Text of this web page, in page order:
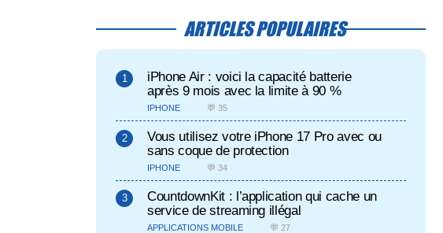
ARTICLES POPULAIRES
iPhone Air : voici la capacité batterie
après 9 mois avec la limite à 90 %
IPHONE 💬 35
Vous utilisez votre iPhone 17 Pro avec ou
sans coque de protection
IPHONE 💬 34
CountdownKit : l’application qui cache un
service de streaming illégal
APPLICATIONS MOBILE 💬 27